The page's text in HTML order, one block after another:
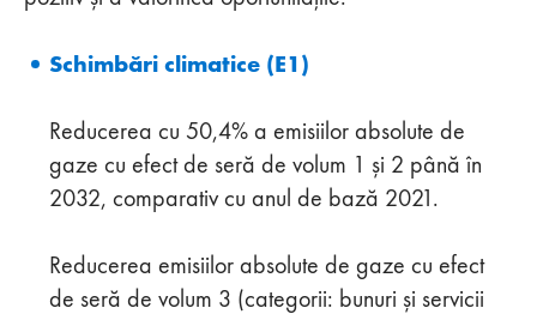
Schimbări climatice (E1)
Reducerea cu 50,4% a emisiilor absolute de
gaze cu efect de seră de volum 1 și 2 până în
2032, comparativ cu anul de bază 2021.
Reducerea emisiilor absolute de gaze cu efect
de seră de volum 3 (categorii: bunuri și servicii